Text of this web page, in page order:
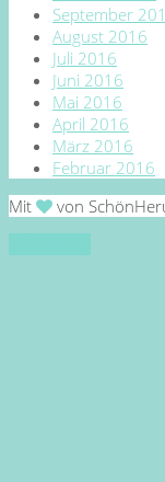
September
August 2016
Juli 2016
Juni 2016
Mai 2016
April 2016
März 2016
Februar 2016
Mit
von